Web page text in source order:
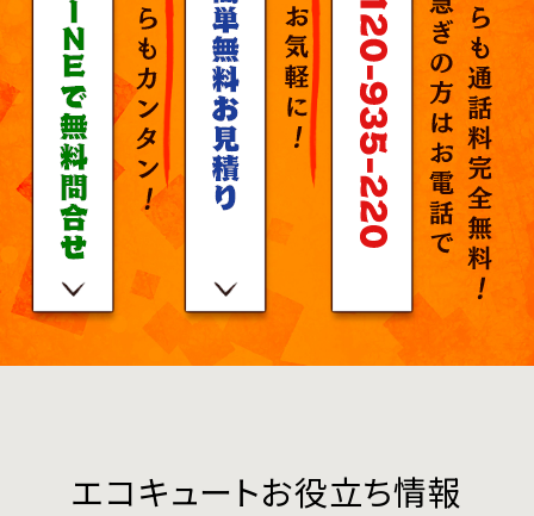
エコキュートお役立ち情報